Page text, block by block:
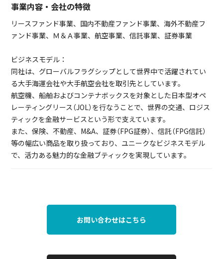
事業内容・会社の特徴
リースファンド事業、国内不動産ファンド事業、海外不動産フ
ァンド事業、Ｍ＆Ａ事業、航空事業、信託事業、証券事業
ビジネスモデル：
同社は、グローバルフラグシップとして世界中で活躍されてい
る大手海運会社や大手航空会社を取引先としています。
航空機、船舶およびコンテナボックスを対象とした日本型オペ
レーティングリース（JOL）を行なうことで、世界の交通、ロジス
ティックを金融サービスという形で支えています。
また、保険、不動産、M&A、証券（FPG証券）、信託（FPG信託）
等の幅広い商品を取り扱っており、ユニークなビジネスモデル
で、活力ある魅力的な金融ブティックを実現しています。
お問い合わせはこちら